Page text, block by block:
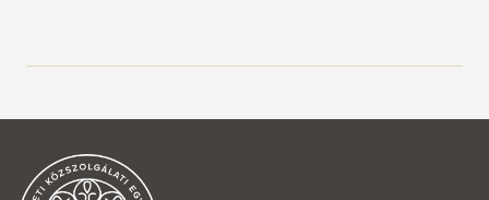
Ösztöndíjak
Jean Monnet
Opening new doors – First Jean Monnet Project at
Erasmus+